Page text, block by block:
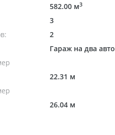
582.00 м3
3
2
Гараж на два авто
22.31 м
26.04 м